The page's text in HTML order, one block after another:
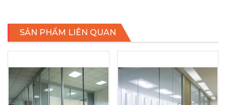
SẢN PHẨM LIÊN QUAN